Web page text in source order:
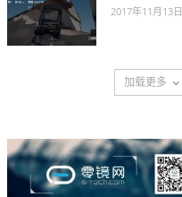
2017年11月13日
加载更多